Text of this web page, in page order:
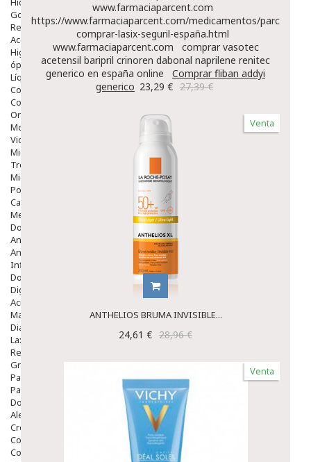
Golpes Y Hematomas
Repelentes De Mosquitos
Accesorios
Higiene
óptica
Líquidos Lentillas
Colirios
Complementos Alimentarios.
Ortopedia - Accesorios
Movilidad
Vida Diaria
Miembro Superior
Tronco
Miembro Inferior
Podología
Calzado
Medicamentos
Dolor E Inflamación
Analgésicos
Anestésicos
Inflamación Articulaciones
Dolor Muscular / Articular
Digestivo
Acidez, Gases Y Ardores
Mala Digestion
Diarrea / Estreñimiento / Vómitos
Laxantes
Resfriados
Gripe Y Resfriados
Para La Tos
Para Descongestionar La Nariz
Dolor De Garganta
Alergias Y Picaduras
Cremas
Comprimidos
Colirios
www.farmaciaparcent.com
https://www.farmaciaparcent.com/medicamentos/parcent-
comprar-lasix-seguril-españa.html
www.farmaciaparcent.com
comprar vasotec
acetensil baripril crinoren dabonal naprilene renitec
generico en españa online
Comprar fliban addyi
generico 23,29 € 27,39 €
Venta
ANTHELIOS BRUMA INVISIBLE...
24,61 € 28,96 €
Venta